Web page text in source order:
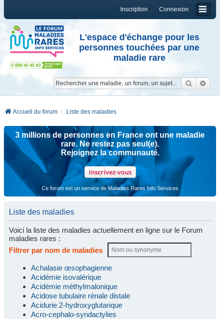
Connexion
Inscription
L'espace d'échange pour les
personnes touchées par une
maladie rare
Accueil du forum Liste des maladies
3 millions de personnes en France ont une maladie
rare. Ne restez pas seul(e).
Rejoignez la communauté.
Inscrivez-vous
Ce forum est un service de Maladies Rares Info Services
Liste des maladies
Voici la liste des maladies actuellement en ligne sur le Forum
maladies rares :
Filtrer par nom de maladies
Achalasie œsophagienne
Acidémie isovalérique
Acidémie méthylmalonique
Acidose tubulaire rénale distale
Acidurie 2-hydroxyglutarique
Acro-cephalo-syndactylies